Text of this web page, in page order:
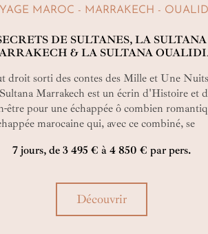
MAROC - MARRAKECH -
DE SULTANES, LA SULTANA
& LA SULTANA
droit sorti des contes des Mille et Une
Marrakech est un écrin d'Histoire et
être pour une échappée ô combien
marocaine qui, avec ce combiné, se
la beauté de la Terre et de la Mer, La
plus dans un conte mais un rêve bleu…
7 jours, de 3 495 € à 4 850 € par pers.
Découvrir